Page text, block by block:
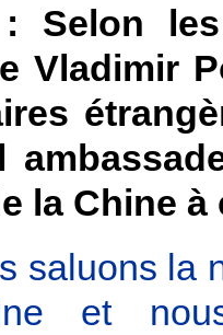
Selon
Vladimir
la Chine à
saluons la
et